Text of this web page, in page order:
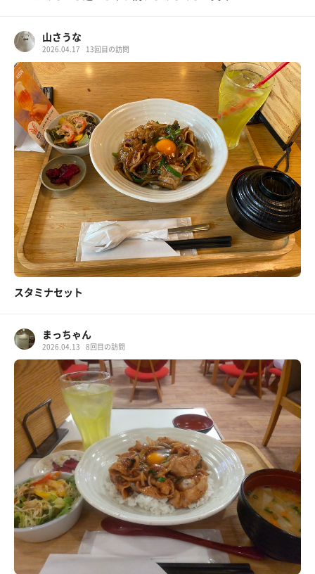
山さうな
2026.04.17 13回目の訪問
スタミナセット
まっちゃん
2026.04.13 8回目の訪問